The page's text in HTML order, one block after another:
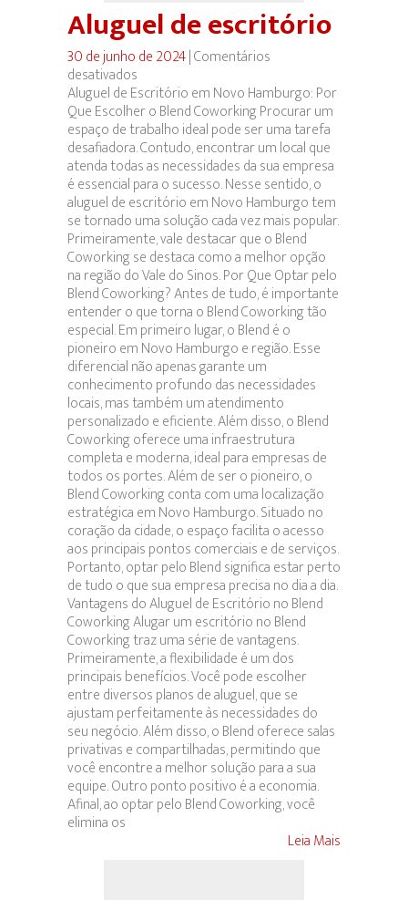
Aluguel de escritório
30 de junho de 2024|Comentários
desativados
Aluguel
de
escritório
Aluguel de Escritório em Novo Hamburgo: Por
Que Escolher o Blend Coworking Procurar um
espaço de trabalho ideal pode ser uma tarefa
desafiadora. Contudo, encontrar um local que
atenda todas as necessidades da sua empresa
é essencial para o sucesso. Nesse sentido, o
aluguel de escritório em Novo Hamburgo tem
se tornado uma solução cada vez mais popular.
Primeiramente, vale destacar que o Blend
Coworking se destaca como a melhor opção
na região do Vale do Sinos. Por Que Optar pelo
Blend Coworking? Antes de tudo, é importante
entender o que torna o Blend Coworking tão
especial. Em primeiro lugar, o Blend é o
pioneiro em Novo Hamburgo e região. Esse
diferencial não apenas garante um
conhecimento profundo das necessidades
locais, mas também um atendimento
personalizado e eficiente. Além disso, o Blend
Coworking oferece uma infraestrutura
completa e moderna, ideal para empresas de
todos os portes. Além de ser o pioneiro, o
Blend Coworking conta com uma localização
estratégica em Novo Hamburgo. Situado no
coração da cidade, o espaço facilita o acesso
aos principais pontos comerciais e de serviços.
Portanto, optar pelo Blend significa estar perto
de tudo o que sua empresa precisa no dia a dia.
Vantagens do Aluguel de Escritório no Blend
Coworking Alugar um escritório no Blend
Coworking traz uma série de vantagens.
Primeiramente, a flexibilidade é um dos
principais benefícios. Você pode escolher
entre diversos planos de aluguel, que se
ajustam perfeitamente às necessidades do
seu negócio. Além disso, o Blend oferece salas
privativas e compartilhadas, permitindo que
você encontre a melhor solução para a sua
equipe. Outro ponto positivo é a economia.
Afinal, ao optar pelo Blend Coworking, você
elimina os
Leia Mais